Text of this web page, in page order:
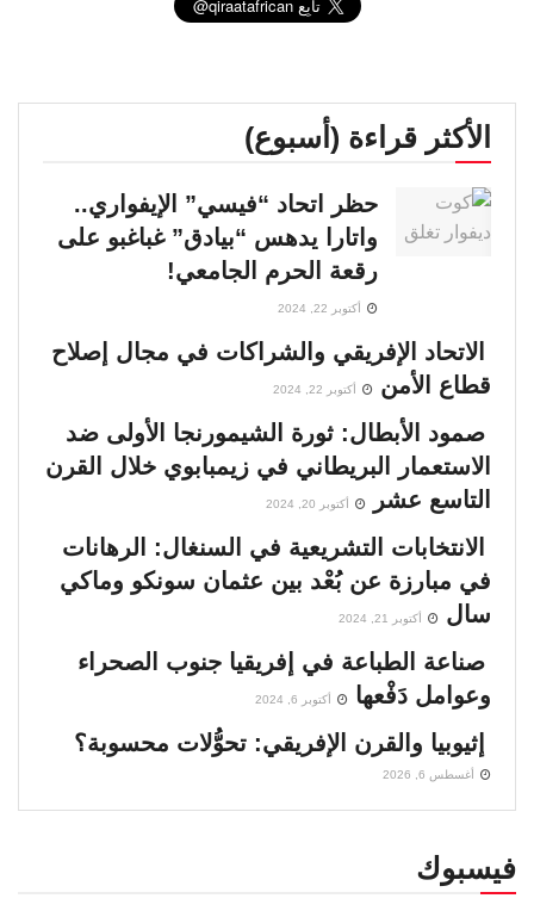
الأكثر قراءة (أسبوع)
حظر اتحاد “فيسي” الإيفواري..
واتارا يدهس “بيادق” غباغبو على
رقعة الحرم الجامعي!
أكتوبر 22, 2024
الاتحاد الإفريقي والشراكات في مجال إصلاح
قطاع الأمن
أكتوبر 22, 2024
صمود الأبطال: ثورة الشيمورنجا الأولى ضد
الاستعمار البريطاني في زيمبابوي خلال القرن
التاسع عشر
أكتوبر 20, 2024
الانتخابات التشريعية في السنغال: الرهانات
في مبارزة عن بُعْد بين عثمان سونكو وماكي
سال
أكتوبر 21, 2024
صناعة الطباعة في إفريقيا جنوب الصحراء
وعوامل دَفْعها
أكتوبر 6, 2024
إثيوبيا والقرن الإفريقي: تحوُّلات محسوبة؟
أغسطس 6, 2026
فيسبوك